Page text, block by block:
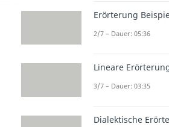
Erörterung
2/7 – Dauer: 05:36
Lineare
3/7 – Dauer: 03:35
Dialektische